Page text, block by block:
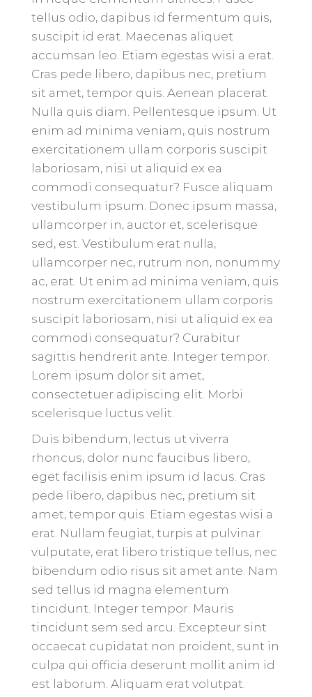
tellus odio, dapibus id fermentum quis,
suscipit id erat. Maecenas aliquet
accumsan leo. Etiam egestas wisi a erat.
Cras pede libero, dapibus nec, pretium
sit amet, tempor quis. Aenean placerat.
Nulla quis diam. Pellentesque ipsum. Ut
enim ad minima veniam, quis nostrum
exercitationem ullam corporis suscipit
laboriosam, nisi ut aliquid ex ea
commodi consequatur? Fusce aliquam
vestibulum ipsum. Donec ipsum massa,
ullamcorper in, auctor et, scelerisque
sed, est. Vestibulum erat nulla,
ullamcorper nec, rutrum non, nonummy
ac, erat. Ut enim ad minima veniam, quis
nostrum exercitationem ullam corporis
suscipit laboriosam, nisi ut aliquid ex ea
commodi consequatur? Curabitur
sagittis hendrerit ante. Integer tempor.
Lorem ipsum dolor sit amet,
consectetuer adipiscing elit. Morbi
scelerisque luctus velit.
Duis bibendum, lectus ut viverra
rhoncus, dolor nunc faucibus libero,
eget facilisis enim ipsum id lacus. Cras
pede libero, dapibus nec, pretium sit
amet, tempor quis. Etiam egestas wisi a
erat. Nullam feugiat, turpis at pulvinar
vulputate, erat libero tristique tellus, nec
bibendum odio risus sit amet ante. Nam
sed tellus id magna elementum
tincidunt. Integer tempor. Mauris
tincidunt sem sed arcu. Excepteur sint
occaecat cupidatat non proident, sunt in
culpa qui officia deserunt mollit anim id
est laborum. Aliquam erat volutpat.